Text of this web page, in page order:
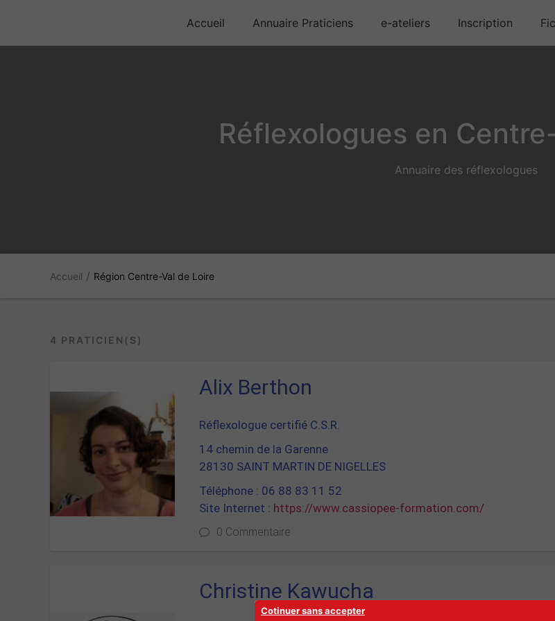
Accueil Annuaire Praticiens e-ateliers Inscription
Réflexologues en
Annuaire des réflexologues
Accueil / Région Centre-Val de Loire
4 PRATICIEN(S)
Alix Berthon
Réflexologue certifié C.S.R.
14 chemin de la Garenne
28130 SAINT MARTIN DE NIGELLES
Téléphone : 06 88 83 11 52
Site Internet : https://www.cassiopee-formation.com/
0 Commentaire
Christine Kawucha
Cotinuer sans accepter